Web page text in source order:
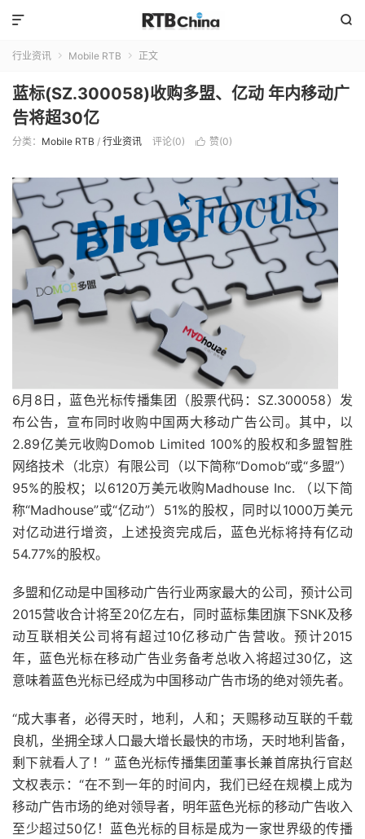


行业资讯  Mobile RTB  正文
蓝标(SZ.300058)收购多盟、亿动 年内移动广
告将超30亿
分类： Mobile RTB / 行业资讯 评论(0)  赞(0)
6月8日，蓝色光标传播集团（股票代码：SZ.300058）发
布公告，宣布同时收购中国两大移动广告公司。其中，以
2.89亿美元收购Domob Limited 100%的股权和多盟智胜
网络技术（北京）有限公司（以下简称“Domob“或“多盟”）
95%的股权；以6120万美元收购Madhouse Inc. （以下简
称“Madhouse”或“亿动”）51%的股权，同时以1000万美元
对亿动进行增资，上述投资完成后，蓝色光标将持有亿动
54.77%的股权。
多盟和亿动是中国移动广告行业两家最大的公司，预计公司
2015营收合计将至20亿左右，同时蓝标集团旗下SNK及移
动互联相关公司将有超过10亿移动广告营收。预计2015
年，蓝色光标在移动广告业务备考总收入将超过30亿，这
意味着蓝色光标已经成为中国移动广告市场的绝对领先者。
“成大事者，必得天时，地利，人和；天赐移动互联的千载
良机，坐拥全球人口最大增长最快的市场，天时地利皆备，
剩下就看人了！” 蓝色光标传播集团董事长兼首席执行官赵
文权表示：“在不到一年的时间内，我们已经在规模上成为
移动广告市场的绝对领导者，明年蓝色光标的移动广告收入
至少超过50亿！蓝色光标的目标是成为一家世界级的传播